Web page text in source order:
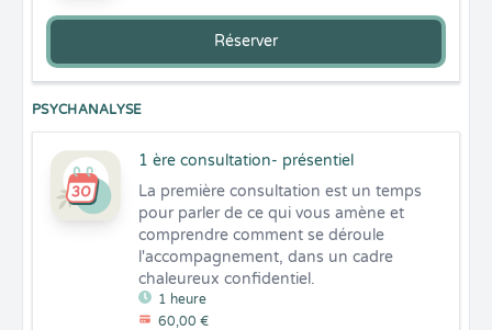
Réserver
PSYCHANALYSE
1 ère consultation- présentiel
1 heure
60,00 €
La première consultation est un temps
pour parler de ce qui vous amène et
comprendre comment se déroule
l'accompagnement, dans un cadre
chaleureux confidentiel.